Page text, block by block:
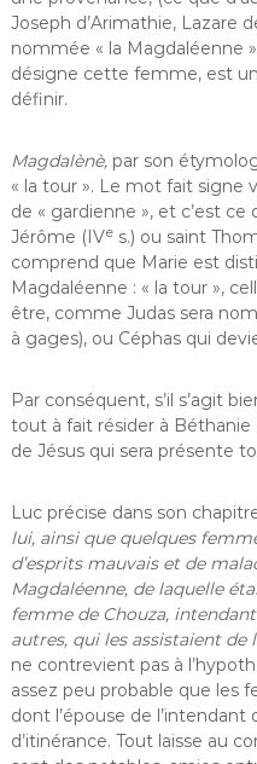
Joseph d’Arimathie, Lazare
nommée « la Magdaléenne
désigne cette femme, est
définir.
Magdalènè,par son
« la tour ». Le mot fait signe
de « gardienne », et c’est ce
Jérôme (IVes.) ou saint
comprend que Marie est
Magdaléenne : « la tour »,
être, comme Judas sera
à gages), ou Céphas qui
Par conséquent, s’il s’agit
tout à fait résider à
de Jésus qui sera présente
Luc précise dans son
lui, ainsi que quelques
d’esprits mauvais et de
Magdaléenne, de laquelle
femme de Chouza,
autres, qui les assistaient de
ne contrevient pas à
assez peu probable que les
dont l’épouse de l’intendant
d’itinérance. Tout laisse au